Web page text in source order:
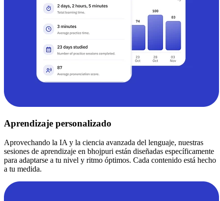
Aprendizaje personalizado
Aprovechando la IA y la ciencia avanzada del lenguaje, nuestras
sesiones de aprendizaje en bhojpuri están diseñadas específicamente
para adaptarse a tu nivel y ritmo óptimos. Cada contenido está hecho
a tu medida.